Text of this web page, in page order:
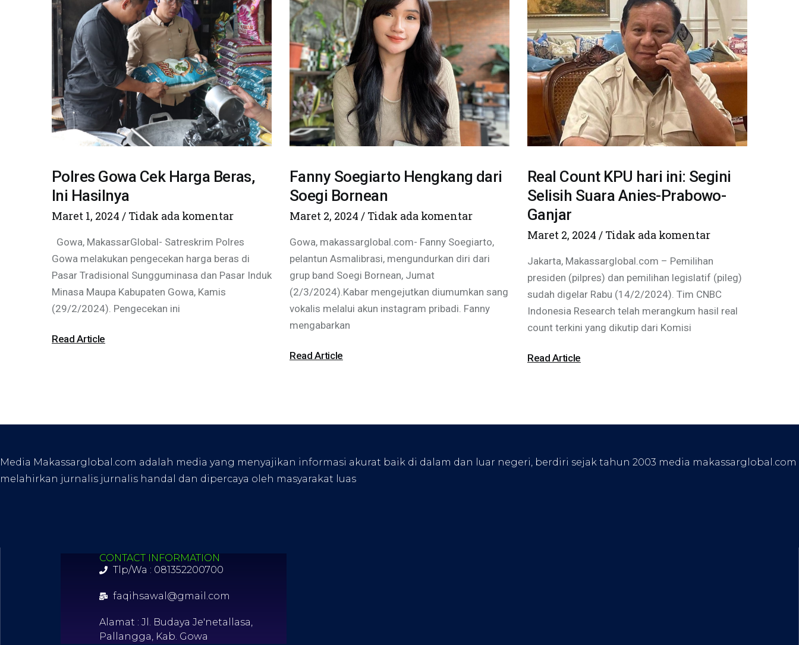
Polres Gowa Cek Harga Beras,
Ini Hasilnya
Maret 1, 2024 Tidak ada komentar
Gowa, MakassarGlobal- Satreskrim Polres
Gowa melakukan pengecekan harga beras di
Pasar Tradisional Sungguminasa dan Pasar Induk
Minasa Maupa Kabupaten Gowa, Kamis
(29/2/2024). Pengecekan ini
Read Article
Fanny Soegiarto Hengkang dari
Soegi Bornean
Maret 2, 2024 Tidak ada komentar
Gowa, makassarglobal.com- Fanny Soegiarto,
pelantun Asmalibrasi, mengundurkan diri dari
grup band Soegi Bornean, Jumat
(2/3/2024).Kabar mengejutkan diumumkan sang
vokalis melalui akun instagram pribadi. Fanny
mengabarkan
Read Article
Real Count KPU hari ini: Segini
Selisih Suara Anies-Prabowo-
Ganjar
Maret 2, 2024 Tidak ada komentar
Jakarta, Makassarglobal.com – Pemilihan
presiden (pilpres) dan pemilihan legislatif (pileg)
sudah digelar Rabu (14/2/2024). Tim CNBC
Indonesia Research telah merangkum hasil real
count terkini yang dikutip dari Komisi
Read Article
Media Makassarglobal.com adalah media yang menyajikan informasi akurat baik di dalam dan luar negeri, berdiri sejak tahun 2003 media makassarglobal.com
melahirkan jurnalis jurnalis handal dan dipercaya oleh masyarakat luas
CONTACT INFORMATION
Tlp/Wa : 081352200700
faqihsawal@gmail.com
Alamat : Jl. Budaya Je'netallasa,
Pallangga, Kab. Gowa